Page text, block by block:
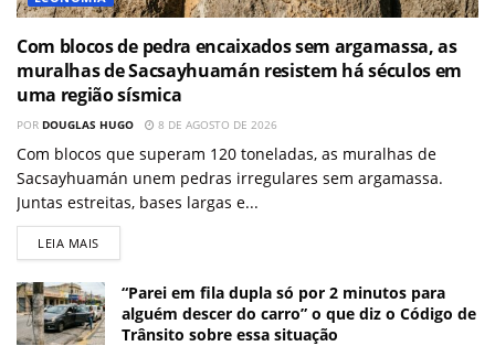
Com blocos de pedra encaixados sem argamassa, as
muralhas de Sacsayhuamán resistem há séculos em
uma região sísmica
POR DOUGLAS HUGO 8 DE AGOSTO DE 2026
Com blocos que superam 120 toneladas, as muralhas de
Sacsayhuamán unem pedras irregulares sem argamassa.
Juntas estreitas, bases largas e...
LEIA MAIS
“Parei em fila dupla só por 2 minutos para
alguém descer do carro” o que diz o Código de
Trânsito sobre essa situação